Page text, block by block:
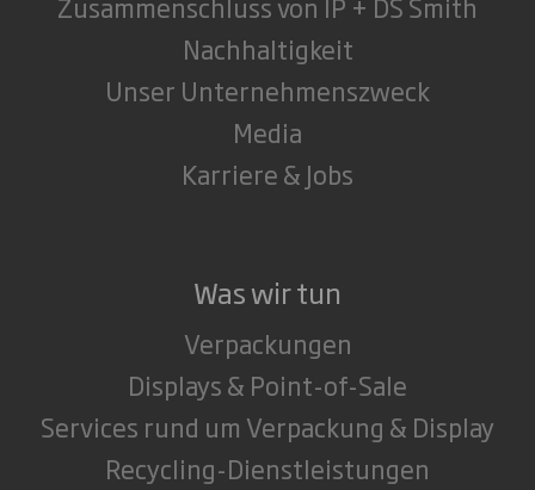
Nachhaltigkeit
Unser Unternehmenszweck
Media
Karriere & Jobs
Was wir tun
Verpackungen
Displays & Point-of-Sale
Services rund um Verpackung & Display
Recycling-Dienstleistungen